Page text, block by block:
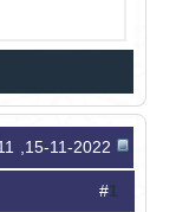
1